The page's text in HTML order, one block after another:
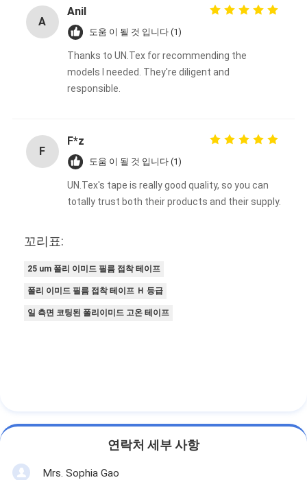
정밀 인베스트먼트 주조
전기 단열판
A
Anil
도움 이 될 것 입니다 (1)
Thanks to UN.Tex for recommending the
models I needed. They're diligent and
responsible.
F
F*z
도움 이 될 것 입니다 (1)
UN.Tex's tape is really good quality, so you can
totally trust both their products and their supply.
꼬리표:
25 um 폴리 이미드 필름 접착 테이프
폴리 이미드 필름 접착 테이프 Ｈ 등급
일 측면 코팅된 폴리이미드 고온 테이프
연락처 세부 사항
Mrs. Sophia Gao